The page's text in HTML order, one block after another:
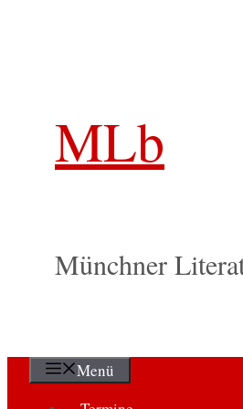
MLb
Münchner
Menü